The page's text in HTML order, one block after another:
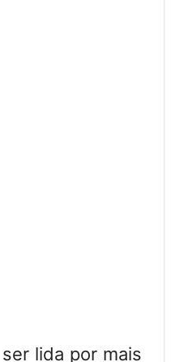
lida por mais